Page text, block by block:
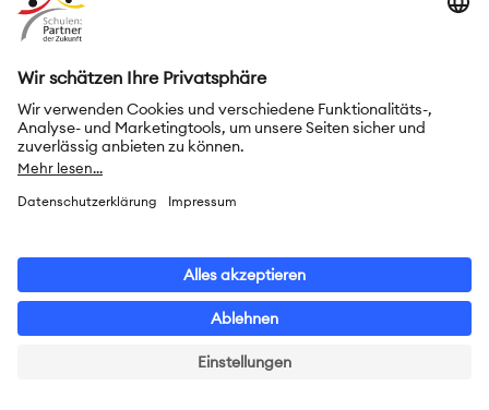
Nutzungsbedingungen
Datenschutz
Privatsphäre-Einstellungen
Gebärdensprache